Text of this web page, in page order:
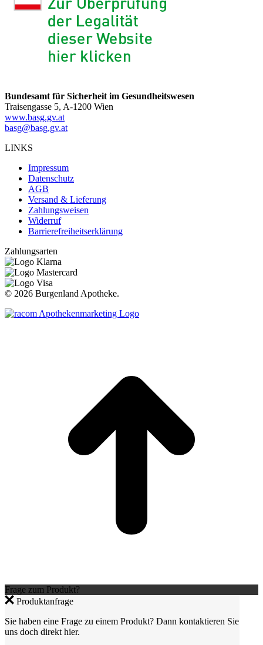
Bundesamt für Sicherheit im Gesundheitswesen
Traisengasse 5, A-1200 Wien
www.basg.gv.at
basg@basg.gv.at
LINKS
Impressum
Datenschutz
AGB
Versand & Lieferung
Zahlungsweisen
Widerruf
Barrierefreiheitserklärung
Zahlungsarten
© 2026 Burgenland Apotheke.
Frage zum Produkt?
Produktanfrage
Sie haben eine Frage zu einem Produkt? Dann kontaktieren Sie
uns doch direkt hier.